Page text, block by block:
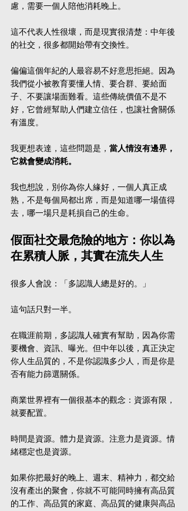
慮，需要一個人陪他消耗晚上。
這不代表人性很壞，而是現實很清楚：中年後
的社交，很多都開始帶有交換性。
偏偏這個年紀的人最容易不好意思拒絕。因為
我們從小被教育要懂人情、要合群、要給面
子、不要讓場面難看。這些傳統價值不是不
好，它曾經幫助人們建立信任，也讓社會關係
有溫度。
我更想表達，這些問題是， 當人情沒有邊界，
它就會變成消耗。
我也想說，別你為你人緣好，一個人真正成
熟，不是每個局都出席，而是知道哪一場值得
去，哪一場只是耗損自己的生命。
假面社交最危險的地方：你以為
在累積人脈，其實在流失人生
很多人會說：「多認識人總是好的。」
這句話只對一半。
在職涯前期，多認識人確實有幫助，因為你需
要機會、資訊、曝光。但中年以後，真正決定
你人生品質的，不是你認識多少人，而是你是
否有能力篩選關係。
商業世界裡有一個很基本的觀念：資源有限，
就要配置。
時間是資源。體力是資源。注意力是資源。情
緒穩定也是資源。
如果你把最好的晚上、週末、精神力，都交給
沒有產出的聚會，你就不可能同時擁有高品質
的工作、高品質的家庭、高品質的健康與高品